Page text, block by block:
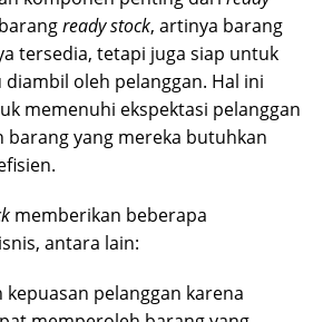
ready stock, artinya barang
tersedia, tetapi juga siap untuk
oleh pelanggan. Hal ini
memenuhi ekspektasi pelanggan
barang yang mereka butuhkan
memberikan beberapa
antara lain:
kepuasan pelanggan karena